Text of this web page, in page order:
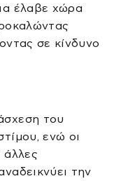
έλαβε χώρα
σε κίνδυνο
του
ενώ οι
άλλες
την